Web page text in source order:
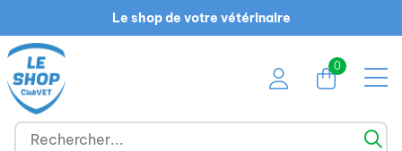
Le shop de votre vétérinaire
0